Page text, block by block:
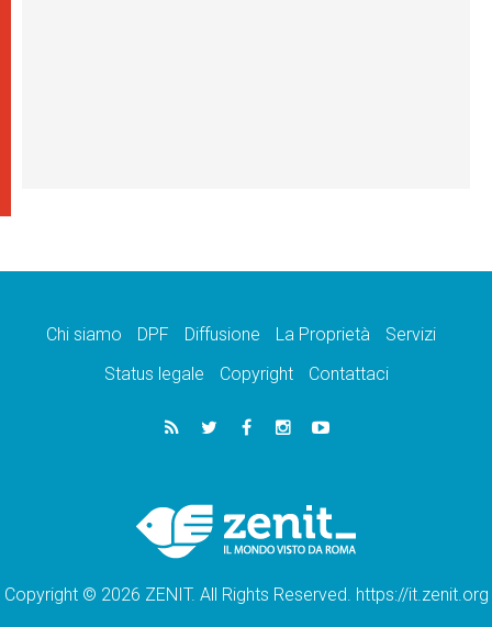
Chi siamo DPF Diffusione La Proprietà
Servizi
Status legale
Copyright Contattaci
Copyright © 2026 ZENIT. All Rights Reserved. https://it.zenit.org